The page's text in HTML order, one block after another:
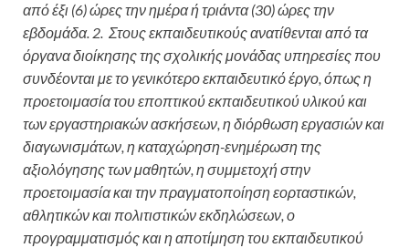
από έξι (6) ώρες την ημέρα ή τριάντα (30) ώρες την
εβδομάδα. 2. Στους εκπαιδευτικούς ανατίθενται από τα
όργανα διοίκησης της σχολικής μονάδας υπηρεσίες που
συνδέονται με το γενικότερο εκπαιδευτικό έργο, όπως η
προετοιμασία του εποπτικού εκπαιδευτικού υλικού και
των εργαστηριακών ασκήσεων, η διόρθωση εργασιών και
διαγωνισμάτων, η καταχώρηση-ενημέρωση της
αξιολόγησης των μαθητών, η συμμετοχή στην
προετοιμασία και την πραγματοποίηση εορταστικών,
αθλητικών και πολιτιστικών εκδηλώσεων, ο
προγραμματισμός και η αποτίμηση του εκπαιδευτικού